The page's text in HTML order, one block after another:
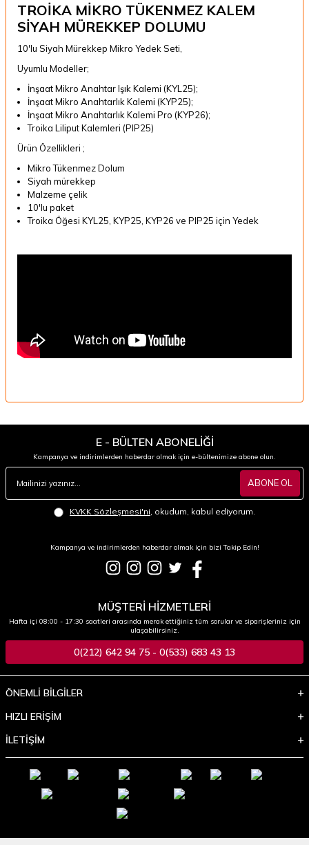
TROİKA MİKRO TÜKENMEZ KALEM
SİYAH MÜREKKEP DOLUMU
10'lu Siyah Mürekkep Mikro Yedek Seti,
Uyumlu Modeller;
İnşaat Mikro Anahtar Işık Kalemi (KYL25);
İnşaat Mikro Anahtarlık Kalemi (KYP25);
İnşaat Mikro Anahtarlık Kalemi Pro (KYP26);
Troika Liliput Kalemleri (PIP25)
Ürün Özellikleri ;
Mikro Tükenmez Dolum
Siyah mürekkep
Malzeme çelik
10'lu paket
Troika Öğesi KYL25, KYP25, KYP26 ve PIP25 için Yedek
E - BÜLTEN ABONELİĞİ
Kampanya ve indirimlerden haberdar olmak için e-bültenimize abone olun.
ABONE OL
KVKK Sözleşmesi'ni , okudum, kabul ediyorum.
Kampanya ve indirimlerden haberdar olmak için bizi Takip Edin!
MÜŞTERİ HİZMETLERİ
Hafta içi 08:00 - 17:30 saatleri arasında merak ettiğiniz tüm sorular ve siparişleriniz için
ulaşabilirsiniz.
0(212) 642 94 75 - 0(533) 683 43 13
ÖNEMLİ BİLGİLER
HIZLI ERİŞİM
İLETİŞİM